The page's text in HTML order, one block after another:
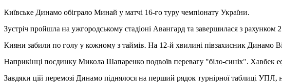
Київське Динамо обіграло Минай у матчі 16-го туру чемпіонату України.
Зустріч пройшла на ужгородському стадіоні Авангард та завершилася з рахунком
Кияни забили по голу у кожному з таймів. На 12-й хвилині півзахисник Динамо
Наприкінці поєдинку Микола Шапаренко подвоїв перевагу "біло-синіх". Хавбек
Завдяки цій перемозі Динамо піднялося на перший рядок турнірної таблиці